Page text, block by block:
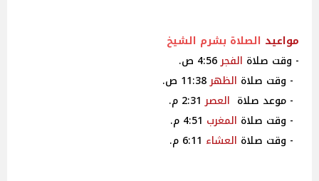
مواعيد الصلاة بشرم الشيخ
- وقت صلاة الفجر4:56 ص.
- وقت صلاة الظهر11:38 ص.
- موعد صلاة العصر2:31 م.
- وقت صلاة المغرب
- وقت صلاة العشاء